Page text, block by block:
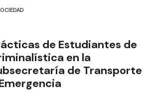
de Estudiantes de
en la
de Transporte